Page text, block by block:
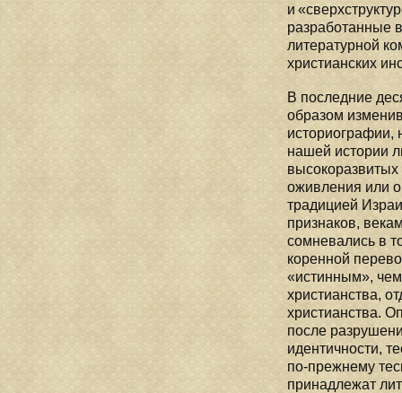
и
разработанные
литературной
христианских
В последние
образом
историографии,
нашей истории
оживления или
традицией
признаков,
сомневались в
коренной
«истинным»,
христианства,
христианства.
после
идентичности,
по-прежнему
принадлежат